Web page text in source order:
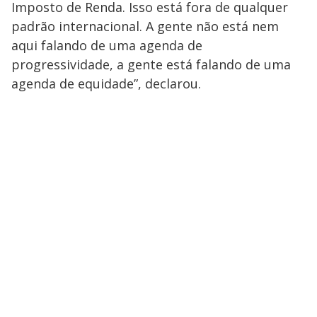
Imposto de Renda. Isso está fora de qualquer
padrão internacional. A gente não está nem
aqui falando de uma agenda de
progressividade, a gente está falando de uma
agenda de equidade”, declarou.